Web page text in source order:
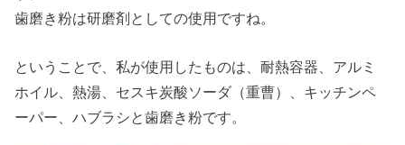
歯磨き粉は研磨剤としての使用ですね。
ということで、私が使用したものは、耐熱容器、アルミ
ホイル、熱湯、セスキ炭酸ソーダ（重曹）、キッチンペ
ーパー、ハブラシと歯磨き粉です。